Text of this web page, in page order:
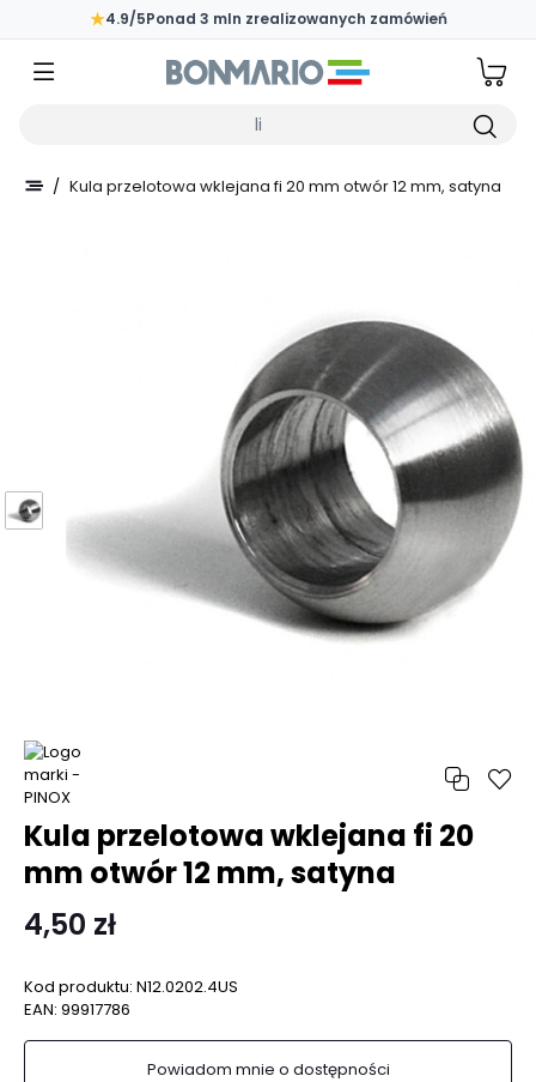
Przejdź do głównej zawartości strony
★4.9/5Ponad 3 mln zrealizowanych zamówień
/ Kula przelotowa wklejana fi 20 mm otwór 12 mm, satyna
Kula przelotowa wklejana fi 20
mm otwór 12 mm, satyna
4,50 zł
Kod produktu: N12.0202.4US
EAN: 99917786
Powiadom mnie o dostępności